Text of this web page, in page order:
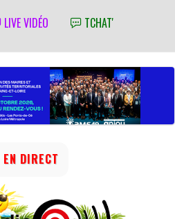
LIVE VIDÉO TCHAT'
EN DIRECT